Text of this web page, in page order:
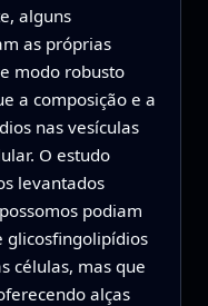
alguns
as próprias
modo robusto
a composição e a
nas vesículas
O estudo
levantados
podiam
glicosfingolipídios
células, mas que
alças